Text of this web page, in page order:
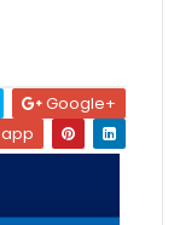
Google+